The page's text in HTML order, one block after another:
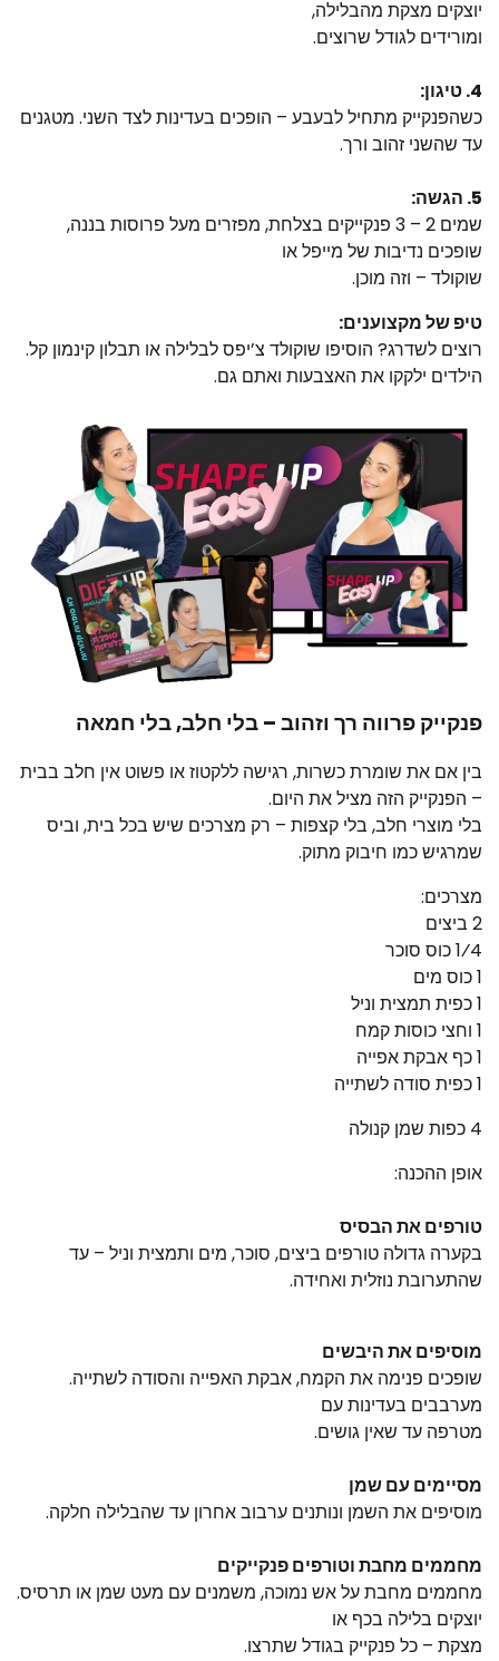
יוצקים מצקת מהבלילה,
ומורידים לגודל שרוצים.
4. טיגון:
כשהפנקייק מתחיל לבעבע – הופכים בעדינות לצד השני. מטגנים
עד שהשני זהוב ורך.
5. הגשה:
שמים 2 – 3 פנקייקים בצלחת, מפזרים מעל פרוסות בננה,
שופכים נדיבות של מייפל או
שוקולד – וזה מוכן.
טיפ של מקצוענים:
רוצים לשדרג? הוסיפו שוקולד צ’יפס לבלילה או תבלון קינמון קל.
הילדים ילקקו את האצבעות ואתם גם.
פנקייק פרווה רך וזהוב – בלי חלב, בלי חמאה
בין אם את שומרת כשרות, רגישה ללקטוז או פשוט אין חלב בבית
– הפנקייק הזה מציל את היום.
בלי מוצרי חלב, בלי קצפות – רק מצרכים שיש בכל בית, וביס
שמרגיש כמו חיבוק מתוק.
מצרכים:
2 ביצים
1⁄4 כוס סוכר
1 כוס מים
1 כפית תמצית וניל
1 וחצי כוסות קמח
1 כף אבקת אפייה
1 כפית סודה לשתייה
4 כפות שמן קנולה
אופן ההכנה:
טורפים את הבסיס
בקערה גדולה טורפים ביצים, סוכר, מים ותמצית וניל – עד
שהתערובת נוזלית ואחידה.
מוסיפים את היבשים
שופכים פנימה את הקמח, אבקת האפייה והסודה לשתייה.
מערבבים בעדינות עם
מטרפה עד שאין גושים.
מסיימים עם שמן
מוסיפים את השמן ונותנים ערבוב אחרון עד שהבלילה חלקה.
מחממים מחבת וטורפים פנקייקים
מחממים מחבת על אש נמוכה, משמנים עם מעט שמן או תרסיס.
יוצקים בלילה בכף או
מצקת – כל פנקייק בגודל שתרצו.